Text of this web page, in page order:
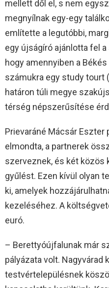
mellett dől el, s nem
megnyílnak egy-egy
említette a legutóbbi,
egy újságíró ajánlotta fel
hogy amennyiben a
számukra egy study tourt
határon túli megye
térség népszerűsítése
Prievaráné Mácsár
elmondta, a partnerek
szerveznek, és két közös
gyűlést. Ezen kívül olyan
ki, amelyek
kezeléséhez. A
euró.
– Berettyóújfalunak már
pályázata volt. Nagyvárad
testvértelepülésnek